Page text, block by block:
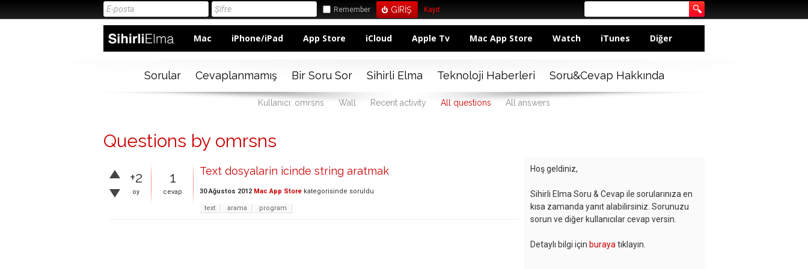
Remember Kayıt
Mac iPhone/iPad App Store iCloud Apple Tv Mac App Store Watch iTunes Diğer
Sorular Cevaplanmamış Bir Soru Sor Sihirli Elma Teknoloji Haberleri Soru&Cevap Hakkında
Kullanıcı: omrsns Wall Recent activity All questions All answers
Questions by omrsns
+2
oy
1
cevap
Text dosyalarin icinde string aratmak
30 Ağustos 2012 Mac App Store kategorisinde soruldu
text arama program
Hoş geldiniz,
Sihirli Elma Soru & Cevap ile sorularınıza en
kısa zamanda yanıt alabilirsiniz. Sorunuzu
sorun ve diğer kullanıcılar cevap versin.
Detaylı bilgi için buraya tıklayın.